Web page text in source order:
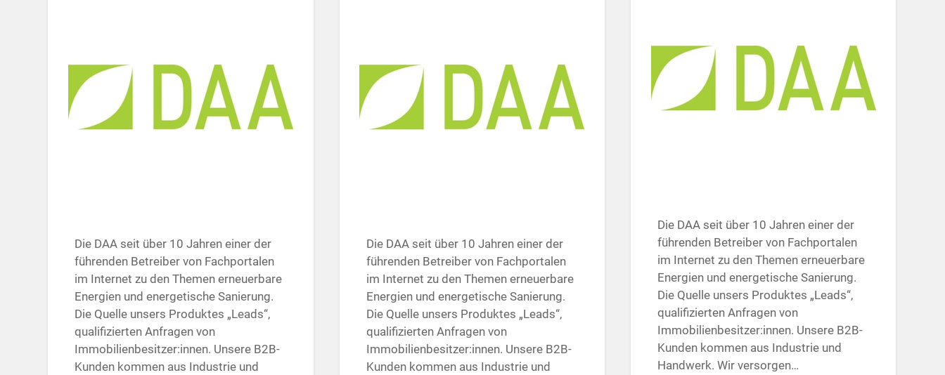
Die DAA seit über 10 Jahren einer der
führenden Betreiber von Fachportalen
im Internet zu den Themen erneuerbare
Energien und energetische Sanierung.
Die Quelle unsers Produktes „Leads“,
qualifizierten Anfragen von
Immobilienbesitzer:innen. Unsere B2B-
Kunden kommen aus Industrie und
Die DAA seit über 10 Jahren einer der
führenden Betreiber von Fachportalen
im Internet zu den Themen erneuerbare
Energien und energetische Sanierung.
Die Quelle unsers Produktes „Leads“,
qualifizierten Anfragen von
Immobilienbesitzer:innen. Unsere B2B-
Kunden kommen aus Industrie und
Die DAA seit über 10 Jahren einer der
führenden Betreiber von Fachportalen
im Internet zu den Themen erneuerbare
Energien und energetische Sanierung.
Die Quelle unsers Produktes „Leads“,
qualifizierten Anfragen von
Immobilienbesitzer:innen. Unsere B2B-
Kunden kommen aus Industrie und
Handwerk. Wir versorgen…